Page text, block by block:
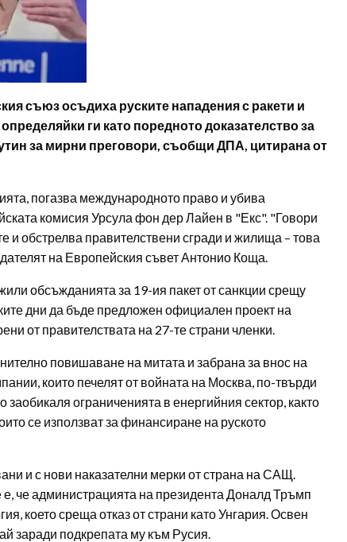
съюз осъдиха руските нападения с ракети и
ги като поредното доказателство за
за мирни преговори, съобщи ДПА, цитирана от
погазва международното право и убива
комисия Урсула фон дер Лайен в "Екс". "Говори
обстрелва правителствени сгради и жилища – това
на Европейския съвет Антонио Коща.
обсъжданията за 19-ия пакет от санкции срещу
дни да бъде предложен официален проект на
от правителствата на 27-те страни членки.
повишаване на митата и забрана за внос на
които печелят от войната на Москва, по-твърди
ограниченията в енергийния сектор, както
се използват за финансиране на руското
и с нови наказателни мерки от страна на САЩ.
че администрацията на президента Доналд Тръмп
което среща отказ от страни като Унгария. Освен
заради подкрепата му към Русия.